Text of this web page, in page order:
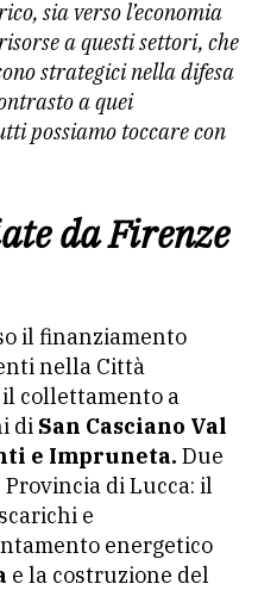
sia verso l’economia
a questi settori, che
strategici nella difesa
a quei
possiamo toccare con
da Firenze
il finanziamento
nella Città
collettamento a
di San Casciano Val
e Impruneta. Due
di Lucca: il
e
energetico
e la costruzione del